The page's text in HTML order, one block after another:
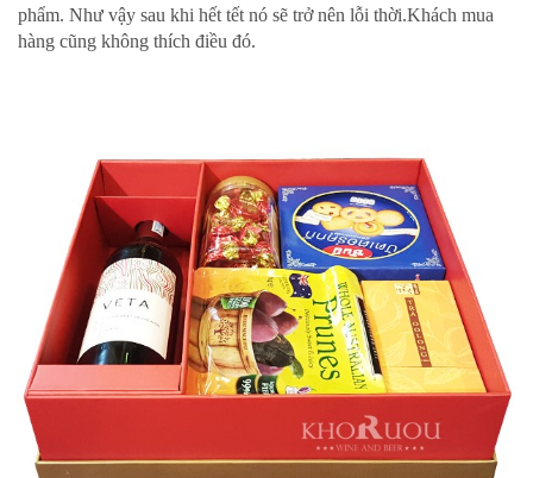
phẩm. Như vậy sau khi hết tết nó sẽ trở nên lỗi thời.Khách mua
hàng cũng không thích điều đó.